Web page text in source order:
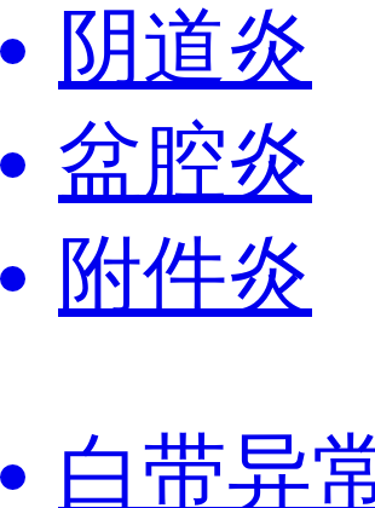
阴道炎
盆腔炎
附件炎
白带异